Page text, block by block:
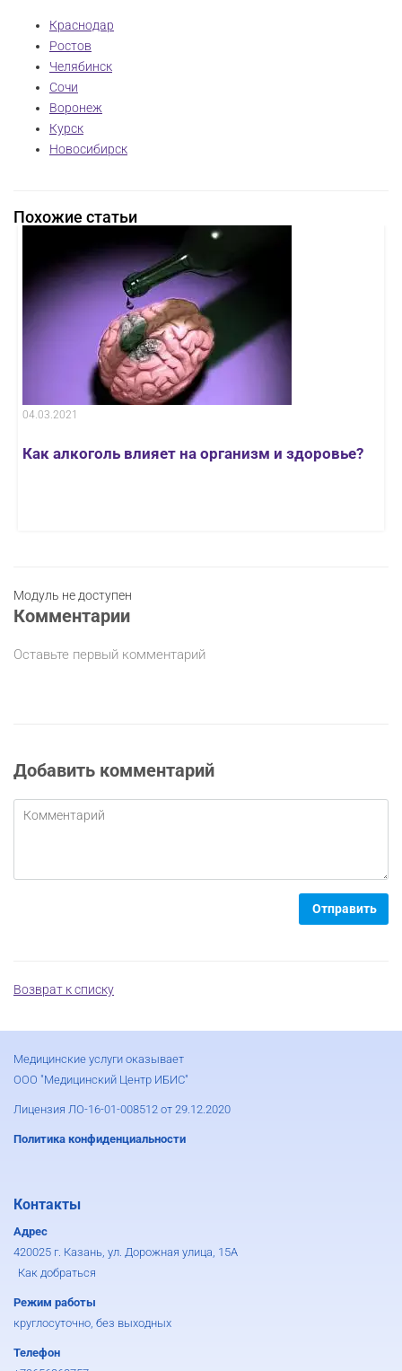
Краснодар
Ростов
Челябинск
Сочи
Воронеж
Курск
Новосибирск
Похожие статьи
04.03.2021
Как алкоголь влияет на организм и здоровье?
Модуль не доступен
Комментарии
Оставьте первый комментарий
Добавить комментарий
Отправить
Возврат к списку
Медицинские услуги оказывает
ООО "Медицинский Центр ИБИС"
Лицензия ЛО-16-01-008512 от 29.12.2020
Политика конфиденциальности
Контакты
Адрес
420025 г. Казань, ул. Дорожная улица, 15А
Как добраться
Режим работы
круглосуточно, без выходных
Телефон